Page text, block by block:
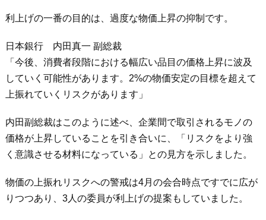
利上げの一番の目的は、過度な物価上昇の抑制です。
日本銀行 内田真一 副総裁
「今後、消費者段階における幅広い品目の価格上昇に波及
していく可能性があります。2%の物価安定の目標を超えて
上振れていくリスクがあります」
内田副総裁はこのように述べ、企業間で取引されるモノの
価格が上昇していることを引き合いに、「リスクをより強
く意識させる材料になっている」との見方を示しました。
物価の上振れリスクへの警戒は4月の会合時点ですでに広が
りつつあり、3人の委員が利上げの提案もしていました。